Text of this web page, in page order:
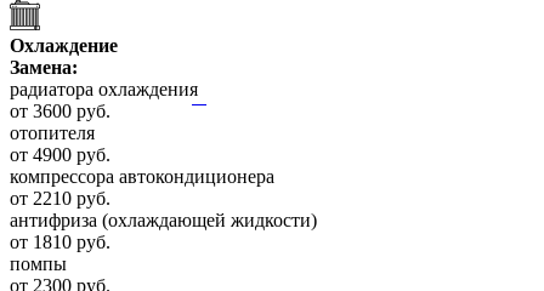
Охлаждение
Замена:
радиатора охлаждения
от 3600 руб.
отопителя
от 4900 руб.
компрессора автокондиционера
от 2210 руб.
антифриза (охлаждающей жидкости)
от 1810 руб.
помпы
от 2300 руб.